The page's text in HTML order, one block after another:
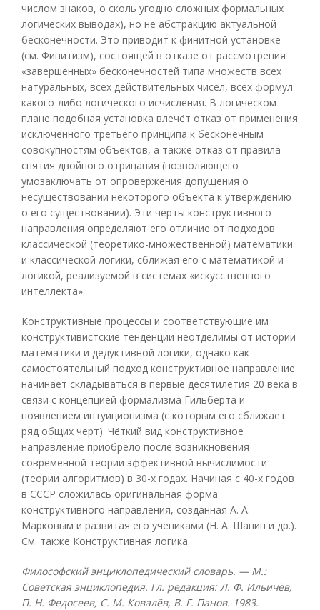
числом знаков, о сколь угодно сложных формальных
логических выводах), но не абстракцию актуальной
бесконечности. Это приводит к финитной установке
(см. Финитизм), состоящей в отказе от рассмотрения
«завершённых» бесконечностей типа множеств всех
натуральных, всех действительных чисел, всех формул
какого-либо логического исчисления. В логическом
плане подобная установка влечёт отказ от применения
исключённого третьего принципа к бесконечным
совокупностям объектов, а также отказ от правила
снятия двойного отрицания (позволяющего
умозаключать от опровержения допущения о
несуществовании некоторого объекта к утверждению
о его существовании). Эти черты конструктивного
направления определяют его отличие от подходов
классической (теоретико-множественной) математики
и классической логики, сближая его с математикой и
логикой, реализуемой в системах «искусственного
интеллекта».
Конструктивные процессы и соответствующие им
конструктивистские тенденции неотделимы от истории
математики и дедуктивной логики, однако как
самостоятельный подход конструктивное направление
начинает складываться в первые десятилетия 20 века в
связи с концепцией формализма Гильберта и
появлением интуиционизма (с которым его сближает
ряд общих черт). Чёткий вид конструктивное
направление приобрело после возникновения
современной теории эффективной вычислимости
(теории алгоритмов) в 30-х годах. Начиная с 40-х годов
в СССР сложилась оригинальная форма
конструктивного направления, созданная А. А.
Марковым и развитая его учениками (Н. А. Шанин и др.).
См. также Конструктивная логика.
Философский энциклопедический словарь. — М.:
Советская энциклопедия. Гл. редакция: Л. Ф. Ильичёв,
П. Н. Федосеев, С. М. Ковалёв, В. Г. Панов. 1983.